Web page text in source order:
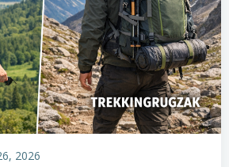
2026